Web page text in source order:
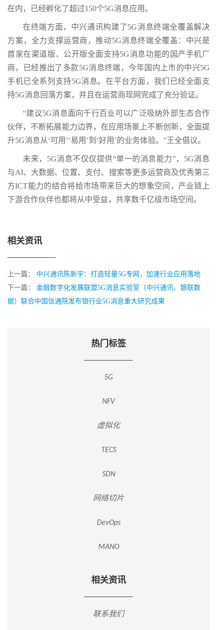
在内，已经孵化了超过150个5G消息应用。
在终端方面，中兴通讯构建了5G消息终端全覆盖解决
方案，全力支撑运营商，推动5G消息终端全覆盖：中兴是
首家在渠道版、公开版全面支持5G消息功能的国产手机厂
商，已经推出了多款5G消息终端，今年国内上市的中兴5G
手机已全系列支持5G消息。在平台方面，我们已经全面支
持5G消息回落方案，并且在运营商现网完成了充分验证。
“建议5G消息面向千行百业可以广泛吸纳外部生态合作
伙伴，不断拓展能力边界，在应用场景上不断创新，全面提
升5G消息从‘可用’‘易用’到‘好用’的业务体验。”王全倡议。
未来，5G消息不仅仅提供“单一的消息能力”，5G消息
与AI、大数据、位置、支付、搜索等更多运营商及优秀第三
方ICT能力的结合将给市场带来巨大的想象空间，产业链上
下游合作伙伴也都将从中受益，共享数千亿级市场空间。
相关资讯
上一篇： 中兴通讯陈新宇：打造轻量5G专网，加速行业应用落地
下一篇： 金融数字化发展联盟5G消息实验室（中兴通讯、银联数
据）联合中国信通院发布银行业5G消息重大研究成果
热门标签
5G
NFV
虚拟化
TECS
SDN
网络切片
DevOps
MANO
相关资讯
联系我们